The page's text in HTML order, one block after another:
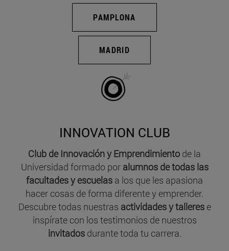
PAMPLONA
MADRID
INNOVATION CLUB
Club de Innovación y Emprendimiento de la
Universidad formado por alumnos de todas las
facultades y escuelas a los que les apasiona
hacer cosas de forma diferente y emprender.
Descubre todas nuestras actividades y tallerese
inspírate con los testimonios de nuestros
invitados durante toda tu carrera.